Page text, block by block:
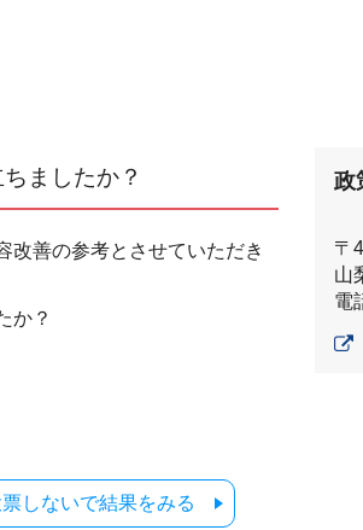
ましたか？
改善の参考とさせていただき
か？
しないで結果をみる
政
〒
山
電